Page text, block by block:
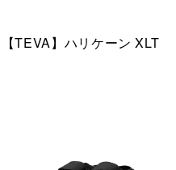
【TEVA】ハリケーン XLT